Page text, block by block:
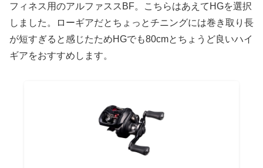
フィネス用のアルファススBF。こちらはあえてHGを選択
しました。ローギアだとちょっとチニングには巻き取り長
が短すぎると感じたためHGでも80cmとちょうど良いハイ
ギアをおすすめします。